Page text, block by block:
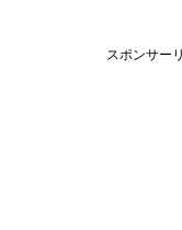
スポンサー